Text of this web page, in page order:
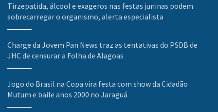
Tirzepatida, álcool e exageros nas festas juninas podem
sobrecarregar o organismo, alerta especialista
Charge da Jovem Pan News traz as tentativas do PSDB de
JHC de censurar a Folha de Alagoas
Jogo do Brasil na Copa vira festa com show da Cidadão
Mutum e baile anos 2000 no Jaraguá